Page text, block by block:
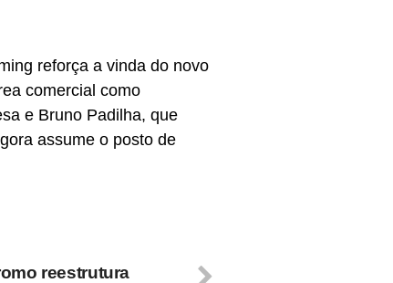
reforça a vinda do novo
comercial como
e Bruno Padilha, que
assume o posto de
reestrutura